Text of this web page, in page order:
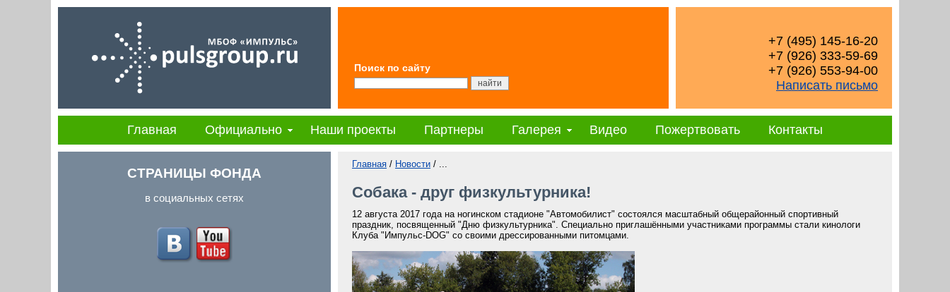
+7 (495) 145-16-20
+7 (926) 333-59-69
+7 (926) 553-94-00
Написать письмо
Поиск по сайту
Главная Официально Наши проекты Партнеры Галерея Видео Пожертвовать Контакты
СТРАНИЦЫ ФОНДА
в социальных сетях
Главная / Новости / ...
Собака - друг физкультурника!
12 августа 2017 года на ногинском стадионе "Автомобилист" состоялся масштабный общерайонный спортивный
праздник, посвященный "Дню физкультурника". Специально приглашёнными участниками программы стали кинологи
Клуба "Импульс-DOG" со своими дрессированными питомцами.